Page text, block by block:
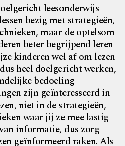
leesonderwijs
bezig met strategieën,
maar de optelsom
beter begrijpend leren
kinderen wel af om lezen
heel doelgericht werken,
bedoeling
zijn geïnteresseerd in
niet in de strategieën,
waar jij ze mee lastig
informatie, dus zorg
geïnformeerd raken. Als